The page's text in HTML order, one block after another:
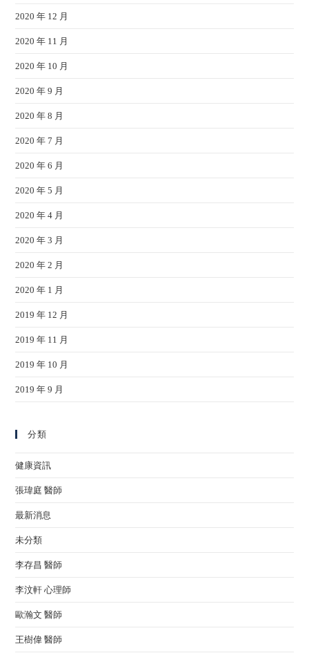
2020 年 12 月
2020 年 11 月
2020 年 10 月
2020 年 9 月
2020 年 8 月
2020 年 7 月
2020 年 6 月
2020 年 5 月
2020 年 4 月
2020 年 3 月
2020 年 2 月
2020 年 1 月
2019 年 12 月
2019 年 11 月
2019 年 10 月
2019 年 9 月
分類
健康資訊
張瑋庭 醫師
最新消息
未分類
李存昌 醫師
李汶軒 心理師
歐瀚文 醫師
王樹偉 醫師